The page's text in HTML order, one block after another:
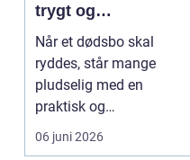
trygt og
respektfuldt forløb
Når et dødsbo skal
ryddes, står mange
pludselig med en
praktisk og
følelsesmæssig
opgave på én gang....
06 juni 2026